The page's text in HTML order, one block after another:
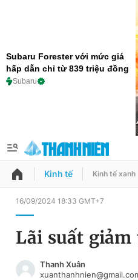
Subaru Forester với mức giá
hấp dẫn chỉ từ 839 triệu đồng
Subaru
QUẢNG CÁO
Đổi mật khẩu
Tin đã lưu
Kinh tế Kinh tế xanh
16/09/2024 18:33 GMT+7
Lãi suất
Thanh Xuân